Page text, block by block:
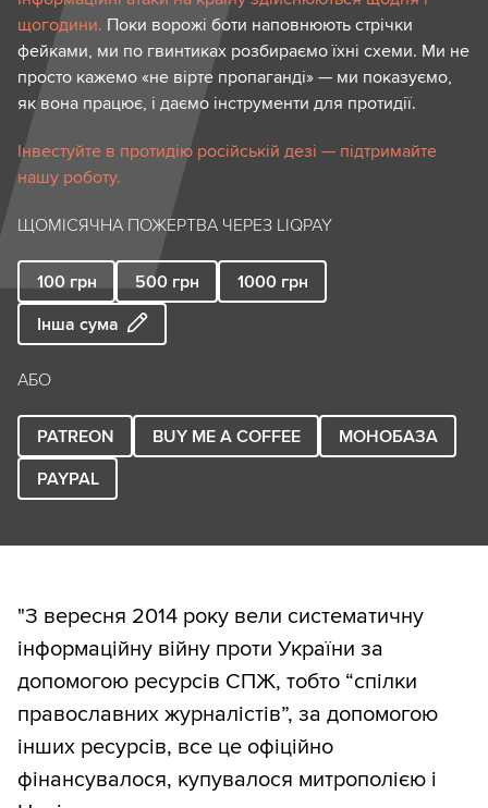
щогодини. Поки ворожі боти наповнюють стрічки
фейками, ми по гвинтиках розбираємо їхні схеми. Ми не
просто кажемо «не вірте пропаганді» — ми показуємо,
як вона працює, і даємо інструменти для протидії.
Інвестуйте в протидію російській дезі — підтримайте
нашу роботу.
ЩОМІСЯЧНА ПОЖЕРТВА ЧЕРЕЗ LIQPAY
100 грн 500 грн 1000 грн
Інша сума
АБО
PATREON BUY ME A COFFEE
МОНОБАЗА
PAYPAL
"З вересня 2014 року вели систематичну
інформаційну війну проти України за
допомогою ресурсів СПЖ, тобто “спілки
православних журналістів”, за допомогою
інших ресурсів, все це офіційно
фінансувалося, купувалося митрополією і